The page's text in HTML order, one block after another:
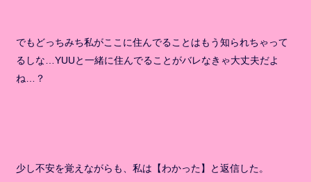
でもどっちみち私がここに住んでることはもう知られちゃって
るしな…YUUと一緒に住んでることがバレなきゃ大丈夫だよ
ね…？
少し不安を覚えながらも、私は【わかった】と返信した。